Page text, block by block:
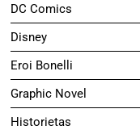
DC Comics
Disney
Eroi Bonelli
Graphic Novel
Historietas